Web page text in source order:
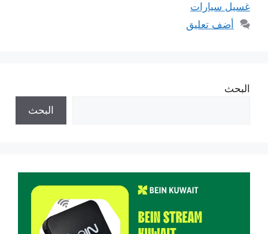
غسيل سيارات
أضف تعليق
البحث
البحث